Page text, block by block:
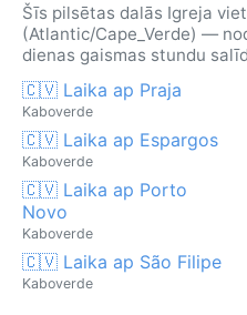
Šīs pilsētas dalās Igreja
(Atlantic/Cape_Verde) —
dienas gaismas stundu
🇨🇻 Laika ap Praja
Kaboverde
🇨🇻 Laika ap Espargos
Kaboverde
🇨🇻 Laika ap Porto
Novo
Kaboverde
🇨🇻 Laika ap São Filipe
Kaboverde